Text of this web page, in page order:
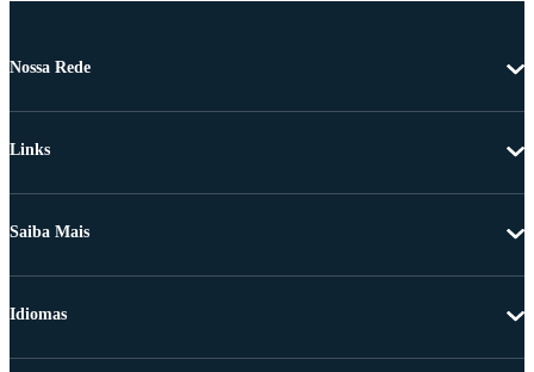
Nossa Rede
Links
Saiba Mais
Idiomas